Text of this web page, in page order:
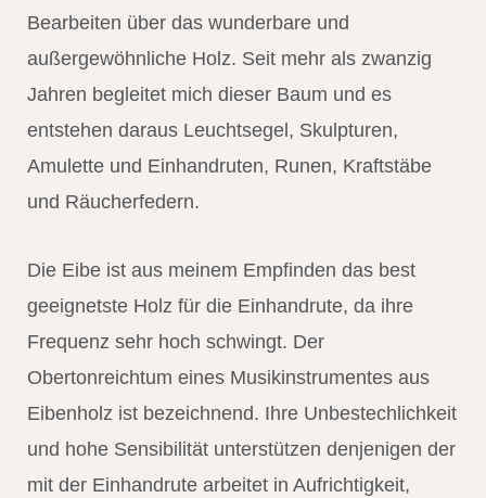
Bearbeiten über das wunderbare und
außergewöhnliche Holz. Seit mehr als zwanzig
Jahren begleitet mich dieser Baum und es
entstehen daraus Leuchtsegel, Skulpturen,
Amulette und Einhandruten, Runen, Kraftstäbe
und Räucherfedern.
Die Eibe ist aus meinem Empfinden das best
geeignetste Holz für die Einhandrute, da ihre
Frequenz sehr hoch schwingt. Der
Obertonreichtum eines Musikinstrumentes aus
Eibenholz ist bezeichnend. Ihre Unbestechlichkeit
und hohe Sensibilität unterstützen denjenigen der
mit der Einhandrute arbeitet in Aufrichtigkeit,